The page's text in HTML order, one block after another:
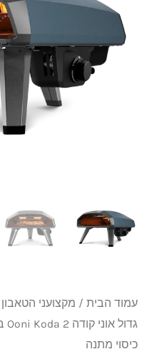
עמוד הבית / מקצועני הטאבון
כיסוי מתנה
₪2,190.
קודה
קודה
14]
מתנה